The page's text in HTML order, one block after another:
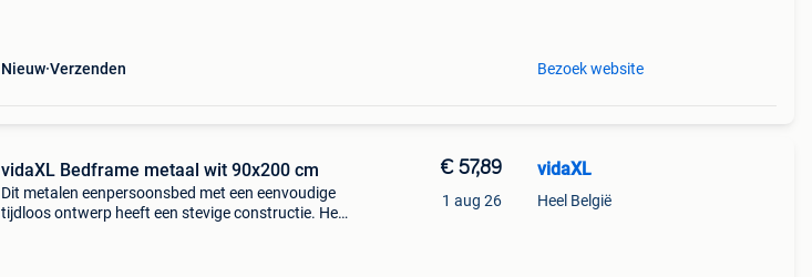
Nieuw Verzenden Bezoek website
vidaXL Bedframe metaal wit 90x200 cm
Dit metalen eenpersoonsbed met een eenvoudige
tijdloos ontwerp heeft een stevige constructie. Het
€ 57,89
1 aug 26
vidaXL
Heel België